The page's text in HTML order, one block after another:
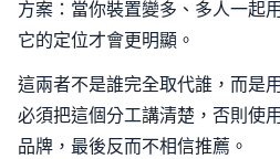
方案：當你裝置變多、多人一起
它的定位才會更明顯。
這兩者不是誰完全取代誰，而是
必須把這個分工講清楚，否則使
品牌，最後反而不相信推薦。